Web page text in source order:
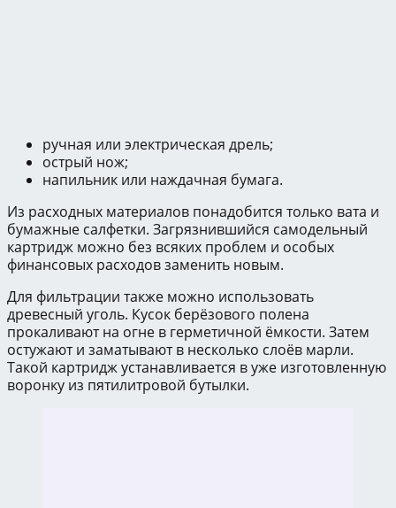
ручная или электрическая дрель;
острый нож;
напильник или наждачная бумага.
Из расходных материалов понадобится только вата и
бумажные салфетки. Загрязнившийся самодельный
картридж можно без всяких проблем и особых
финансовых расходов заменить новым.
Для фильтрации также можно использовать
древесный уголь. Кусок берёзового полена
прокаливают на огне в герметичной ёмкости. Затем
остужают и заматывают в несколько слоёв марли.
Такой картридж устанавливается в уже изготовленную
воронку из пятилитровой бутылки.